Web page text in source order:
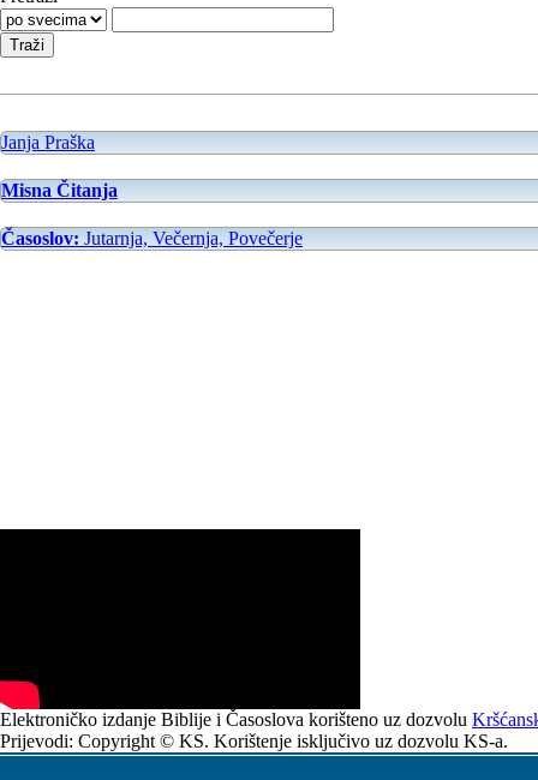
Janja Praška
Misna Čitanja
Časoslov: Jutarnja, Večernja, Povečerje
Elektroničko izdanje Biblije i Časoslova korišteno uz dozvolu
Prijevodi: Copyright © KS. Korištenje isključivo uz dozvolu KS-a.